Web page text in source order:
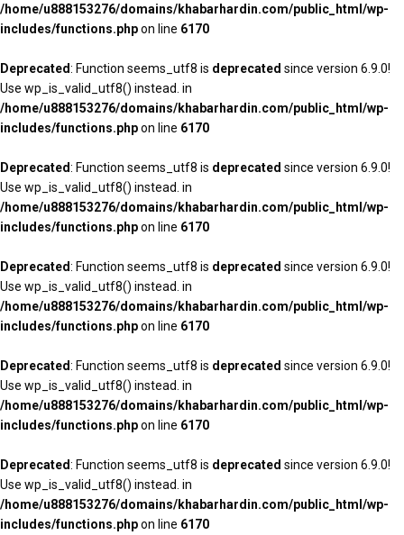
/home/u888153276/domains/khabarhardin.com/public_html/wp-
includes/functions.phpon line 6170
Deprecated: Function seems_utf8 is deprecated since version 6.9.0!
Use wp_is_valid_utf8() instead. in
/home/u888153276/domains/khabarhardin.com/public_html/wp-
includes/functions.phpon line 6170
Deprecated: Function seems_utf8 is deprecated since version 6.9.0!
Use wp_is_valid_utf8() instead. in
/home/u888153276/domains/khabarhardin.com/public_html/wp-
includes/functions.phpon line 6170
Deprecated: Function seems_utf8 is deprecated since version 6.9.0!
Use wp_is_valid_utf8() instead. in
/home/u888153276/domains/khabarhardin.com/public_html/wp-
includes/functions.phpon line 6170
Deprecated: Function seems_utf8 is deprecated since version 6.9.0!
Use wp_is_valid_utf8() instead. in
/home/u888153276/domains/khabarhardin.com/public_html/wp-
includes/functions.phpon line 6170
Deprecated: Function seems_utf8 is deprecated since version 6.9.0!
Use wp_is_valid_utf8() instead. in
/home/u888153276/domains/khabarhardin.com/public_html/wp-
includes/functions.phpon line 6170